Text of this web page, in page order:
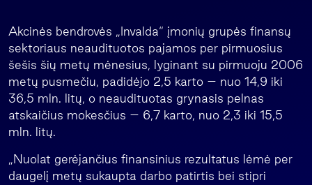
Akcinės bendrovės „Invalda“ įmonių grupės finansų
sektoriaus neaudituotos pajamos per pirmuosius
šešis šių metų mėnesius, lyginant su pirmuoju 2006
metų pusmečiu, padidėjo 2,5 karto – nuo 14,9 iki
36,5 mln. litų, o neaudituotas grynasis pelnas
atskaičius mokesčius – 6,7 karto, nuo 2,3 iki 15,5
mln. litų.
„Nuolat gerėjančius finansinius rezultatus lėmė per
daugelį metų sukaupta darbo patirtis bei stipri